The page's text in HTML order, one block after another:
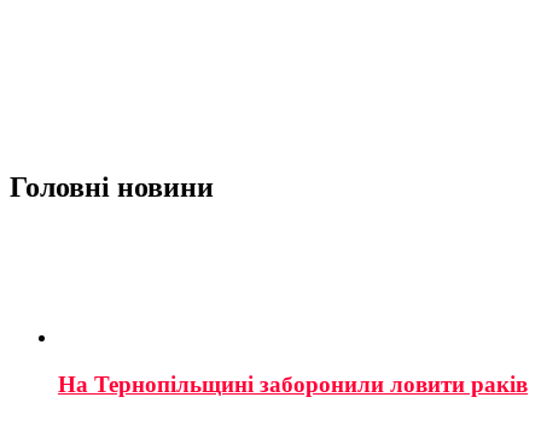
Головні новини
На Тернопільщині заборонили ловити раків